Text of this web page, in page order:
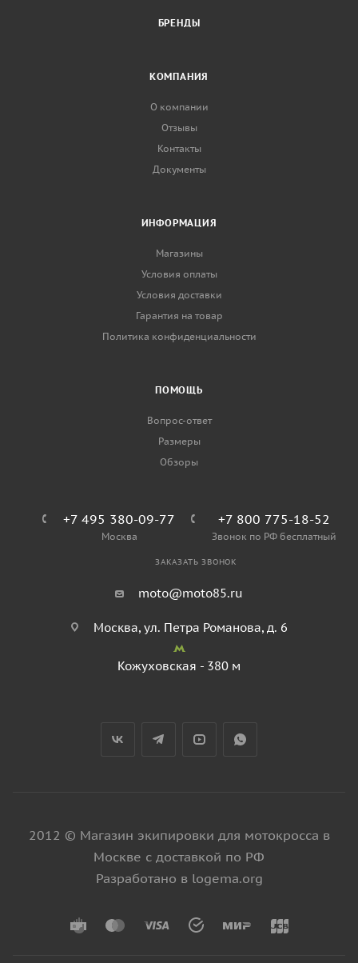
БРЕНДЫ
КОМПАНИЯ
О компании
Отзывы
Контакты
Документы
ИНФОРМАЦИЯ
Магазины
Условия оплаты
Условия доставки
Гарантия на товар
Политика конфиденциальности
ПОМОЩЬ
Вопрос-ответ
Размеры
Обзоры
+7 495 380-09-77
Москва
+7 800 775-18-52
Звонок по РФ бесплатный
ЗАКАЗАТЬ ЗВОНОК
moto@moto85.ru
Москва, ул. Петра Романова, д. 6
Кожуховская - 380 м
2012 © Магазин экипировки для мотокросса в
Москве с доставкой по РФ
Разработано в logema.org